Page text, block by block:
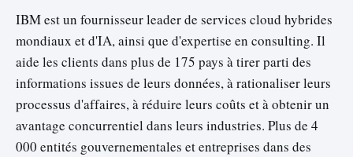
IBM est un fournisseur leader de services cloud hybrides
mondiaux et d'IA, ainsi que d'expertise en consulting. Il
aide les clients dans plus de 175 pays à tirer parti des
informations issues de leurs données, à rationaliser leurs
processus d'affaires, à réduire leurs coûts et à obtenir un
avantage concurrentiel dans leurs industries. Plus de 4
000 entités gouvernementales et entreprises dans des